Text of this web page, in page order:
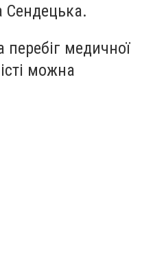
медичної
можна